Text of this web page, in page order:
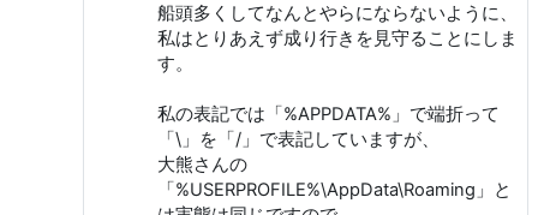
船頭多くしてなんとやらにならないように、
私はとりあえず成り行きを見守ることにしま
す。
私の表記では「%APPDATA%」で端折って
「\」を「/」で表記していますが、
大熊さんの
「%USERPROFILE%\AppData\Roaming」と